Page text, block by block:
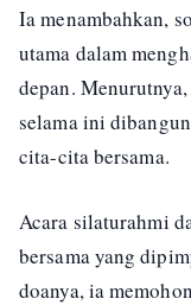
Ia menambahkan,
utama dalam
depan.
selama ini
cita-cita bersama.
Acara silaturahmi
bersama yang
doanya, ia